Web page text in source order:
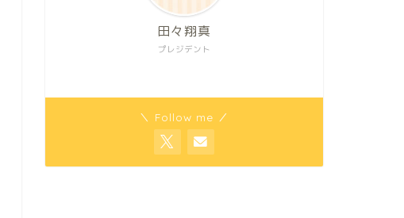
プレジデント
田々翔真
＼ Follow me ／